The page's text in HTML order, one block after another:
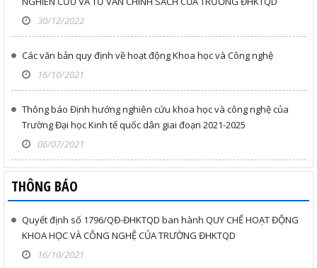
NGHIÊN CỨU VÀ TƯ VẤN CHÍNH SÁCH CỦA TRƯỜNG ĐHKTQD
30/12/2022
Các văn bản quy định về hoạt động Khoa học và Công nghệ
16/10/2021
Thông báo Định hướng nghiên cứu khoa học và công nghệ của
Trường Đại học Kinh tế quốc dân giai đoạn 2021-2025
06/07/2021
THÔNG BÁO
Quyết định số 1796/QĐ-ĐHKTQD ban hành QUY CHẾ HOẠT ĐỘNG
KHOA HỌC VÀ CÔNG NGHỆ CỦA TRƯỜNG ĐHKTQD
16/10/2021